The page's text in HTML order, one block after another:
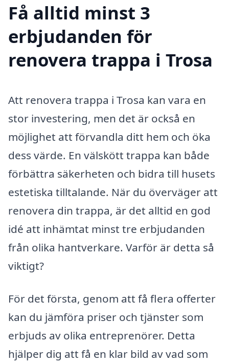
Få alltid minst 3
erbjudanden för
renovera trappa i Trosa
Att renovera trappa i Trosa kan vara en
stor investering, men det är också en
möjlighet att förvandla ditt hem och öka
dess värde. En välskött trappa kan både
förbättra säkerheten och bidra till husets
estetiska tilltalande. När du överväger att
renovera din trappa, är det alltid en god
idé att inhämtat minst tre erbjudanden
från olika hantverkare. Varför är detta så
viktigt?
För det första, genom att få flera offerter
kan du jämföra priser och tjänster som
erbjuds av olika entreprenörer. Detta
hjälper dig att få en klar bild av vad som